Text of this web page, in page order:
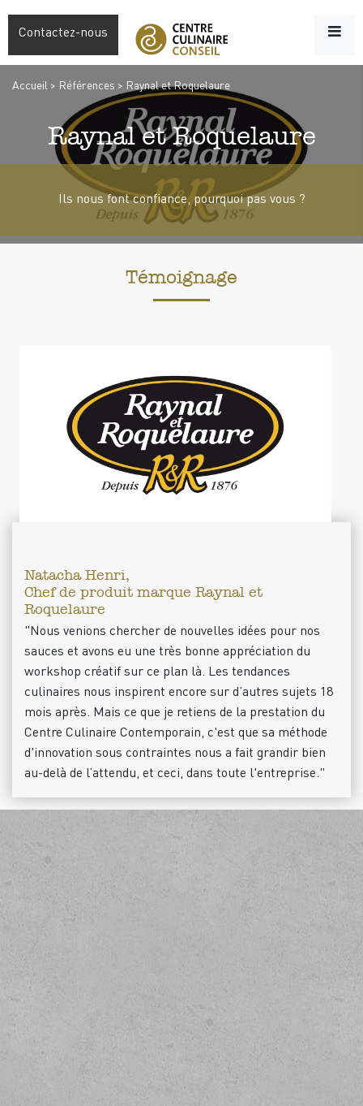
Contactez-nous
Accueil > Références > Raynal et Roquelaure
Raynal et Roquelaure
Ils nous font confiance, pourquoi pas vous ?
Témoignage
Natacha Henri,
Chef de produit marque Raynal et
Roquelaure
"Nous venions chercher de nouvelles idées pour nos
sauces et avons eu une très bonne appréciation du
workshop créatif sur ce plan là. Les tendances
culinaires nous inspirent encore sur d’autres sujets 18
mois après. Mais ce que je retiens de la prestation du
Centre Culinaire Contemporain, c'est que sa méthode
d'innovation sous contraintes nous a fait grandir bien
au-delà de l’attendu, et ceci, dans toute l'entreprise."
Répondons ensemble
à vos ambitions
En suivant notre méthodologie et en
innovant par les usages, vous